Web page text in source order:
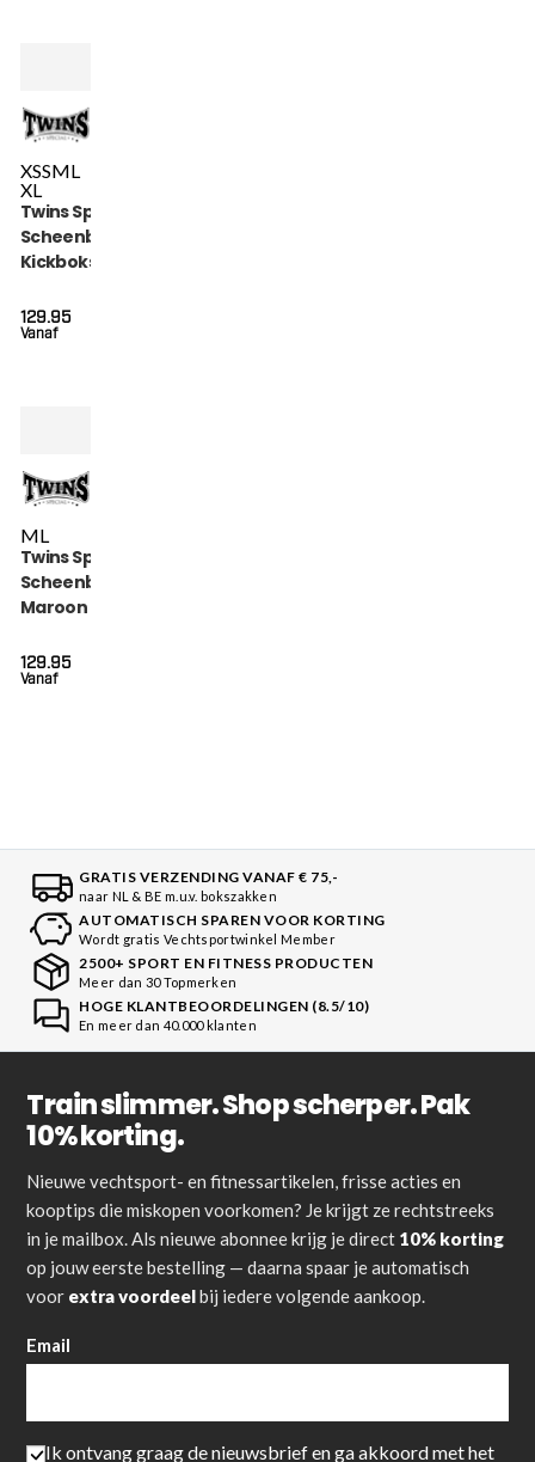
XSSML
XL
Twins Special
Scheenbeschermers
Kickboksen (SGL 7
Vanaf
129.95
ML
Twins Special
Scheenbeschermers
Maroon (SGL 7
Vanaf
129.95
GRATIS VERZENDING VANAF € 75,-
naar NL & BE m.u.v. bokszakken
AUTOMATISCH SPAREN VOOR KORTING
Wordt gratis Vechtsportwinkel Member
2500+ SPORT EN FITNESS PRODUCTEN
Meer dan 30 Topmerken
HOGE KLANTBEOORDELINGEN (8.5/10)
En meer dan 40.000 klanten
Train slimmer. Shop scherper. Pak
10% korting.
Nieuwe vechtsport- en fitnessartikelen, frisse acties en
kooptips die miskopen voorkomen? Je krijgt ze rechtstreeks
in je mailbox. Als nieuwe abonnee krijg je direct 10% korting
op jouw eerste bestelling — daarna spaar je automatisch
voor extra voordeelbij iedere volgende aankoop.
Email
Ik ontvang graag de nieuwsbrief en ga akkoord met het